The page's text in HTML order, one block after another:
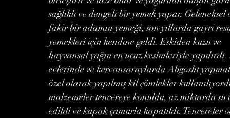
sağlıklı ve dengeli bir yemek yapar.
fakir bir adamın yemeği, son yıllarda gayri
yemekleri için kendine geldi. Eskiden kuzu ve
hayvansal yağın en ucuz kesimleriyle
evlerinde ve kervansaraylarda Abgosht
özel olarak yapılmış kil çömlekler
malzemeler tencereye konuldu, az miktarda su
edildi ve kapak çamurla kapatıldı. Tencereler